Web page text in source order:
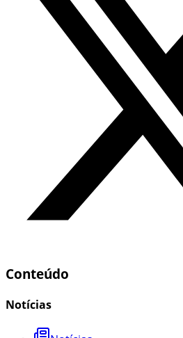
Conteúdo
Notícias